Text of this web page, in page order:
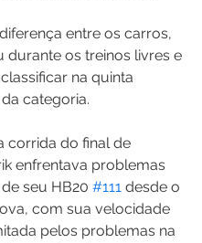
entre os carros,
durante os treinos livres e
na quinta
categoria.
corrida do final de
enfrentava problemas
seu HB20 #111 desde o
com sua velocidade
pelos problemas na